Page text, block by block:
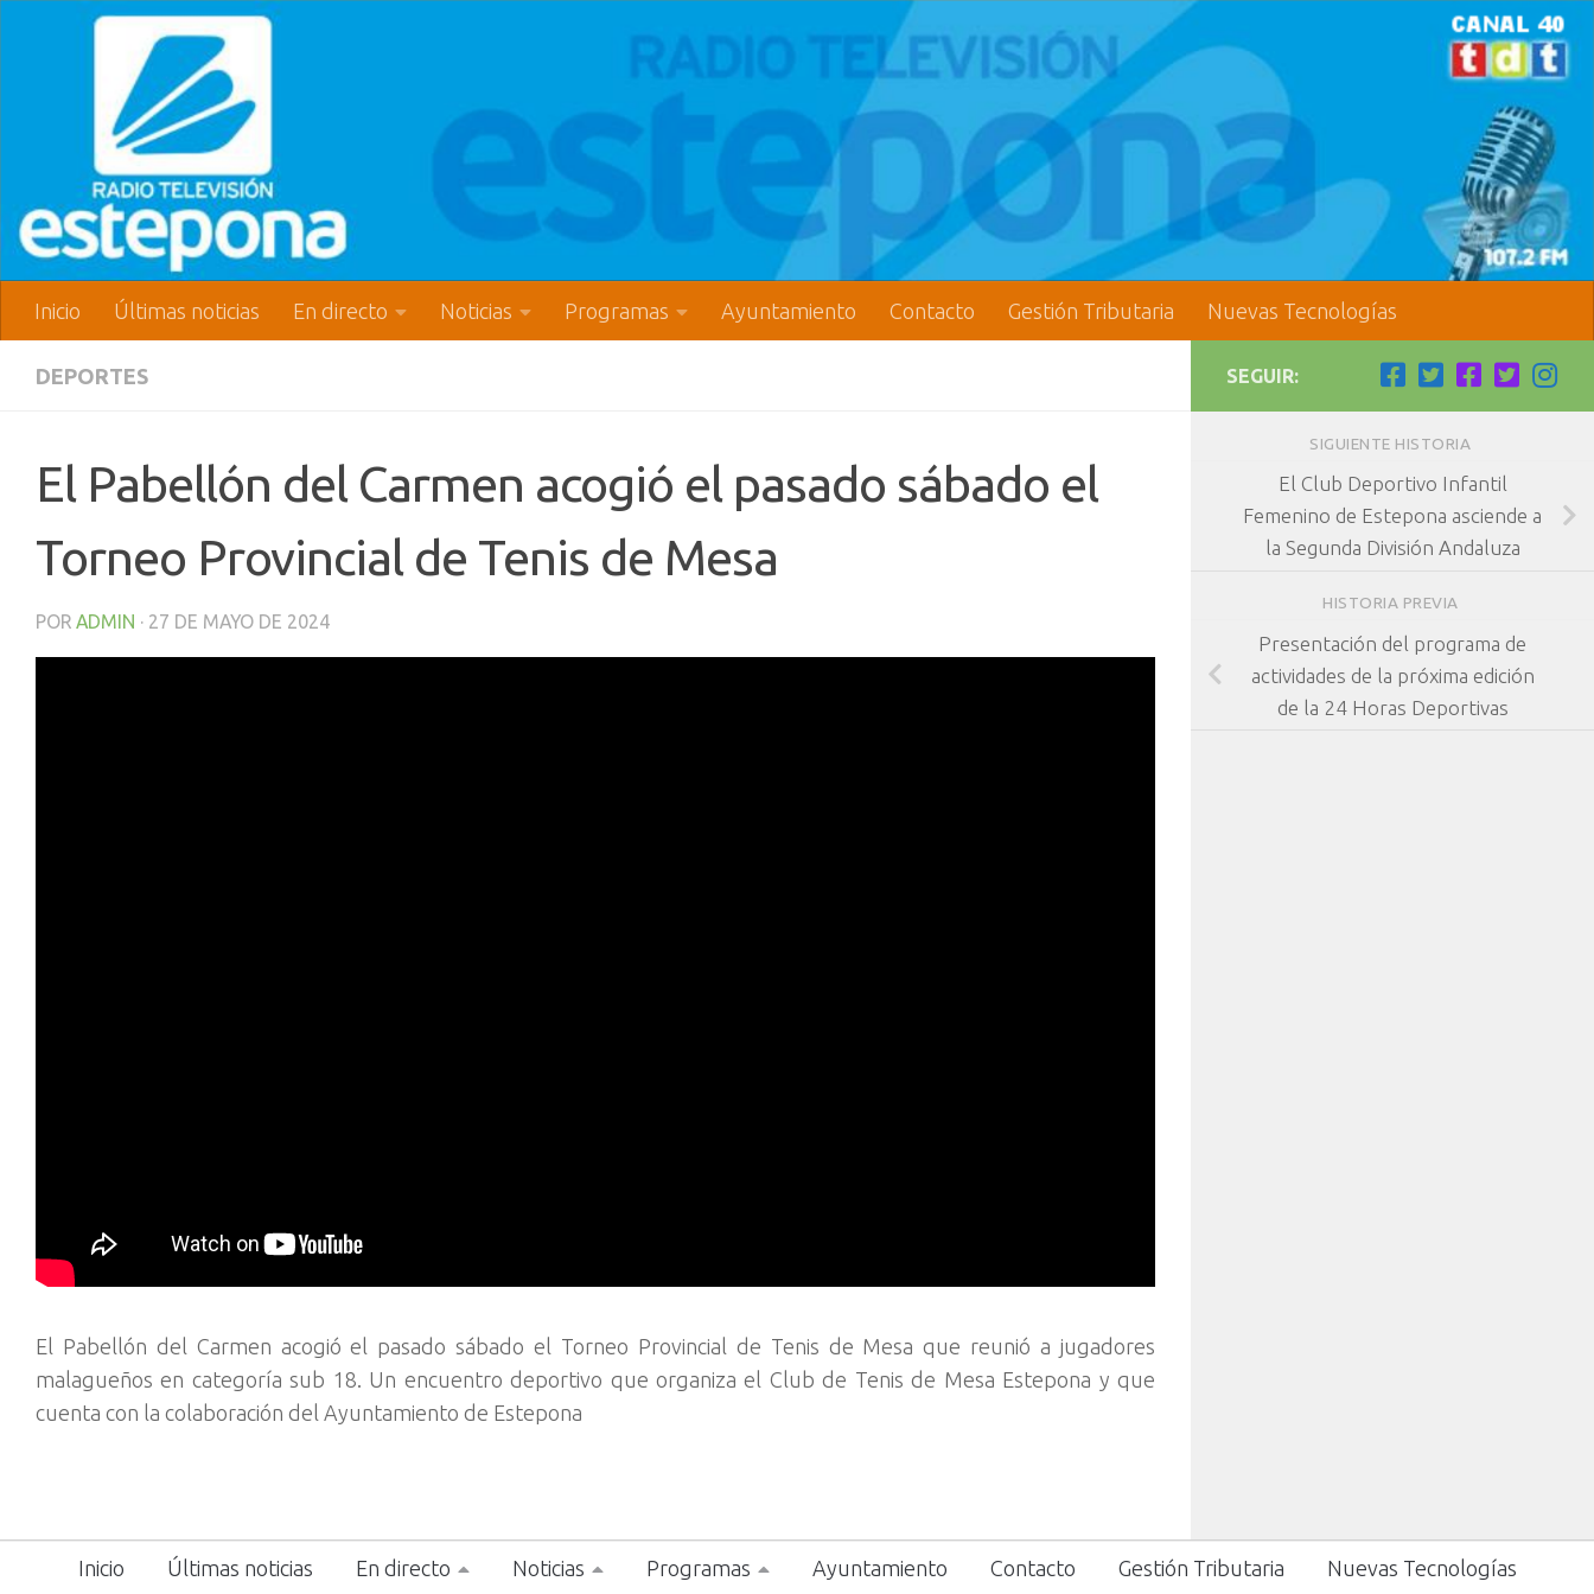
Inicio Últimas noticias En directo Noticias Programas Ayuntamiento Contacto Gestión Tributaria Nuevas Tecnologías
DEPORTES
El Pabellón del Carmen acogió el pasado sábado el
Torneo Provincial de Tenis de Mesa
POR ADMIN · 27 DE MAYO DE 2024
El Pabellón del Carmen acogió el pasado sábado el Torneo Provincial de Tenis de Mesa que reunió a jugadores
malagueños en categoría sub 18. Un encuentro deportivo que organiza el Club de Tenis de Mesa Estepona y que
cuenta con la colaboración del Ayuntamiento de Estepona
SEGUIR:
SIGUIENTE HISTORIA
El Club Deportivo Infantil
Femenino de Estepona asciende a
la Segunda División Andaluza
HISTORIA PREVIA
Presentación del programa de
actividades de la próxima edición
de la 24 Horas Deportivas
Inicio Últimas noticias En directo Noticias Programas Ayuntamiento Contacto Gestión Tributaria Nuevas Tecnologías